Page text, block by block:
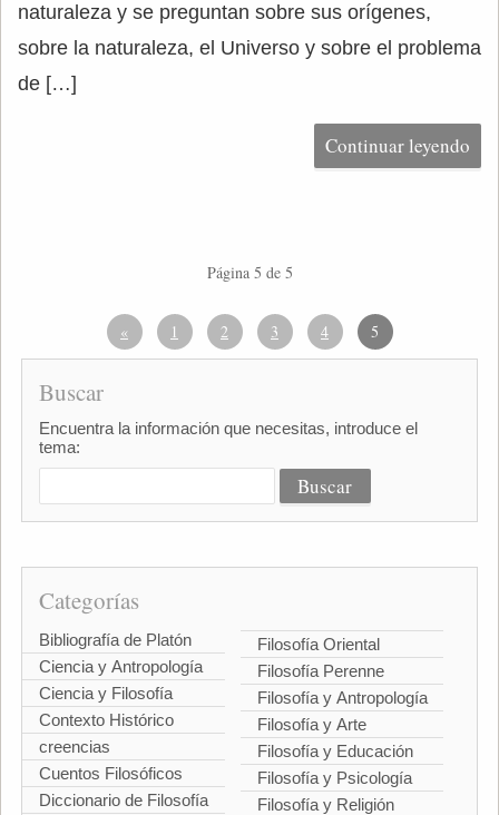
naturaleza y se preguntan sobre sus orígenes,
sobre la naturaleza, el Universo y sobre el problema
de […]
Continuar leyendo
Página 5 de 5
« 1 2 3 4 5
Buscar
Encuentra la información que necesitas, introduce el
tema:
Categorías
Bibliografía de Platón
Ciencia y Antropología
Ciencia y Filosofía
Contexto Histórico
creencias
Cuentos Filosóficos
Diccionario de Filosofía
Filosofía Oriental
Filosofía Perenne
Filosofía y Antropología
Filosofía y Arte
Filosofía y Educación
Filosofía y Psicología
Filosofía y Religión